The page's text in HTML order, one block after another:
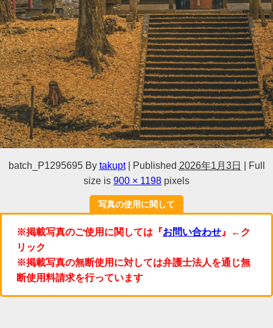
batch_P1295695 By takupt Published 2026年1月3日
Full
size is 900 × 1198 pixels
写真の使用に関して
※掲載写真のご使用に関しては『お問い合わせ 』←ク
リック
※掲載写真の無断使用に対しては弁護士法人を通じ無
断使用料請求を行っています